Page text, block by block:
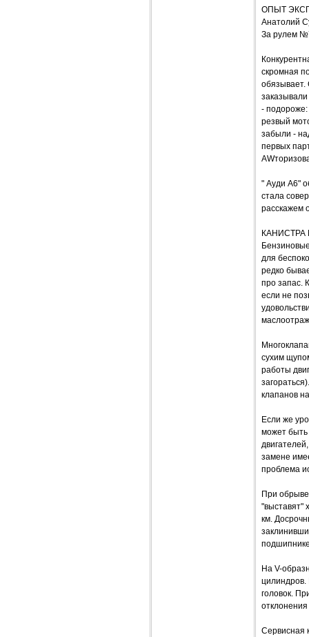
ОПЫТ
Анатолий
За рулем
скромная
обязывает.
- подороже:
резвый
забыли -
первых
" Ауди А6"
стала
расскажем
КАНИСТРА
для
редко
про запас.
если не
сухим
работы
клапанов
Если же
может быть
замене
проблема
При
"выставят"
км.
На V-
цилиндров.
головок.
Сервисная